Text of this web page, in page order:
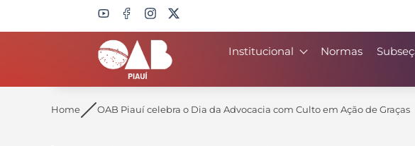
Institucional Normas
Search
Home OAB Piauí celebra o Dia da Advocacia com Culto em Ação de Graças